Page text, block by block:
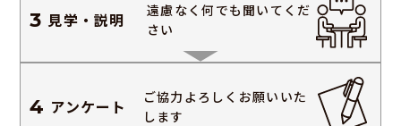
3 見学・説明 遠慮なく何でも 聞いてくだ
さい
4 アンケート ご協力よろしく お願いいた
します